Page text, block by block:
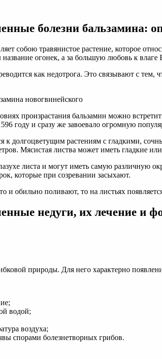
фото):
недугов
цветка
«Ванька
мокрый»
болезни бальзамина:
собою травянистое растение, которое
название огонек, а за большую любовь к
как недотрога. Это связывают с
произрастания бальзамин можно
году и сразу же завоевало огромную
к долгоцветущим растениям с гладкими,
Мясистая листва может иметь гладкие
листа и могут иметь самую различную
которые при созревании засыхают.
и обильно поливают, то на листьях
недуги, их лечение и
природы. Для него характерно
водой;
воздуха;
спорами болезнетворных грибов.